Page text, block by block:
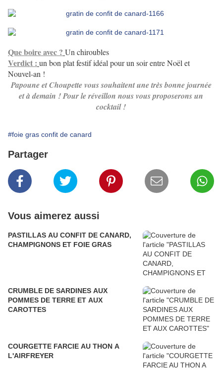
Que boire avec ? Un chiroubles
Verdict : un bon plat festif idéal pour un soir entre Noël et
Nouvel-an !
Papoune et Choupette vous souhaitent une très bonne journée
et à demain ! Pour le réveillon nous vous proposerons un
cocktail !
#foie gras confit de canard
Partager
Vous aimerez aussi
PASTILLAS AU CONFIT DE CANARD,
CHAMPIGNONS ET FOIE GRAS
CRUMBLE DE SARDINES AUX
POMMES DE TERRE ET AUX
CAROTTES
COURGETTE FARCIE AU THON A
L'AIRFREYER